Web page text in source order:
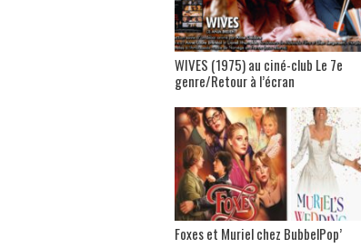
WIVES (1975) au ciné-club Le 7e
genre/Retour à l’écran
Foxes et Muriel chez BubbelPop’